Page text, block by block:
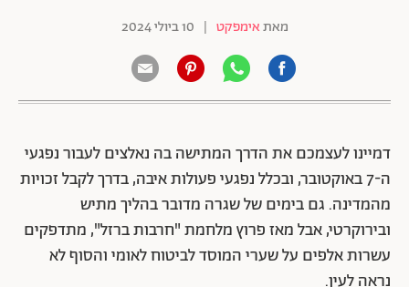
מאתאימפקט | 10 ביולי 2024
דמיינו לעצמכם את הדרך המתישה בה נאלצים לעבור נפגעי
ה-7 באוקטובר, ובכלל נפגעי פעולות איבה, בדרך לקבל זכויות
מהמדינה. גם בימים של שגרה מדובר בהליך מתיש
ובירוקרטי, אבל מאז פרוץ מלחמת "חרבות ברזל", מתדפקים
עשרות אלפים על שערי המוסד לביטוח לאומי והסוף לא
נראה לעין.